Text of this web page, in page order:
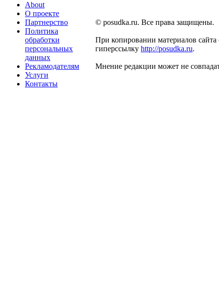
About
О проекте
Партнерство
Политика
обработки
персональных
данных
Рекламодателям
Услуги
Контакты
© posudka.ru. Все права защищены.
При копировании материалов сайта
гиперссылку http://posudka.ru.
Мнение редакции может не